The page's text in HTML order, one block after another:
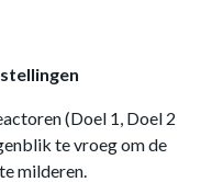
(Doel 1, Doel 2
te vroeg om de
milderen.